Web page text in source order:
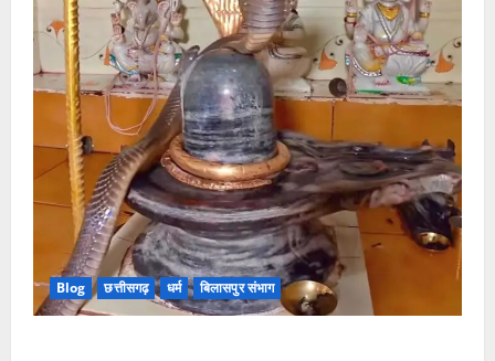
Blog छत्तीसगढ़ धर्म बिलासपुर संभाग